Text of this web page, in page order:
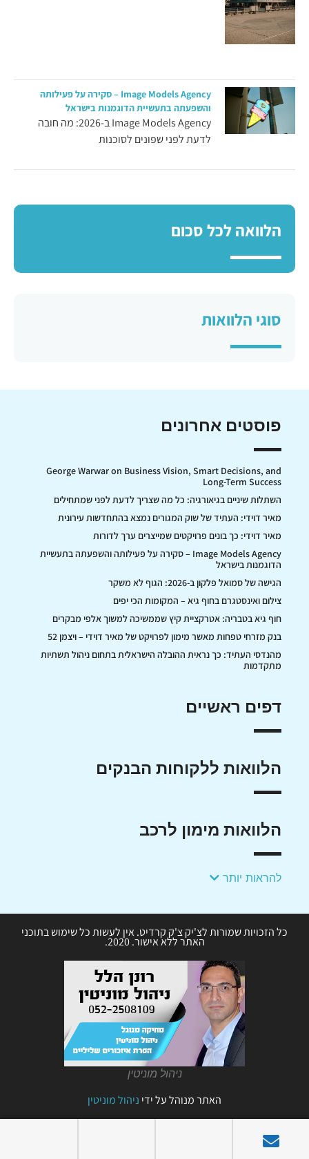
Image Models Agency – סקירה על פעילותה
והשפעתה בתעשיית הדוגמנות בישראל
Image Models Agency ב-2026: מה חובה
לדעת לפני שפונים לסוכנות
הלוואה לכל סכום
סוגי הלוואות
פוסטים אחרונים
George Warwar on Business Vision, Smart Decisions, and
Long-Term Success
השתלות שיניים בגיאורגיה: כל מה שצריך לדעת לפני שמתחילים
מאיר דוידי: העתיד של שוק המגורים נמצא בהתחדשות עירונית
מאיר דוידי: כך בונים פרויקטים שמייצרים ערך לדורות
Image Models Agency – סקירה על פעילותה והשפעתה בתעשיית
הדוגמנות בישראל
הגישה של סמואל פלקון ב-2026: הגוף לא משקר
צילום ואינסטגרם בחוף גיא – המקומות הכי יפים
חוף גיא בטבריה: אטרקציית קיץ שממשיכה למשוך אלפי מבקרים
בנק מזרחי טפחות מאשר מימון לפרויקט של מאיר דוידי – ויצמן 52
מהנדסי העתיד: כך נראית ההובלה הישראלית בתחום ניהול תשתיות
מתקדמות
דפים ראשיים
הלוואות ללקוחות הבנקים
הלוואות מימון לרכב
להראות יותר
כל הזכויות שמורות לצ'יק צ'ק קרדיט. אין לעשות כל שימוש בתוכני
האתר ללא אישור. 2020.
ניהול מוניטין
האתר מנוהל על ידי ניהול מוניטין